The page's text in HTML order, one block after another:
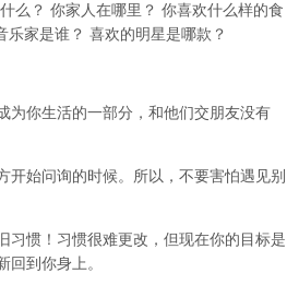
么？ 你家人在哪里？ 你喜欢什么样的食
家是谁？ 喜欢的明星是哪款？
为你生活的一部分，和他们交朋友没有
始问询的时候。所以，不要害怕遇见别
习惯！习惯很难更改，但现在你的目标是
到你身上。